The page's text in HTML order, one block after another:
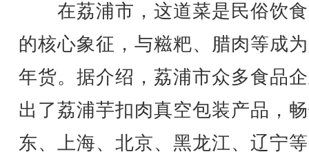
在荔浦市，这道菜是民俗饮
的核心象征，与糍粑、腊肉等成
年货。据介绍，荔浦市众多食品
出了荔浦芋扣肉真空包装产品，
东、上海、北京、黑龙江、辽宁